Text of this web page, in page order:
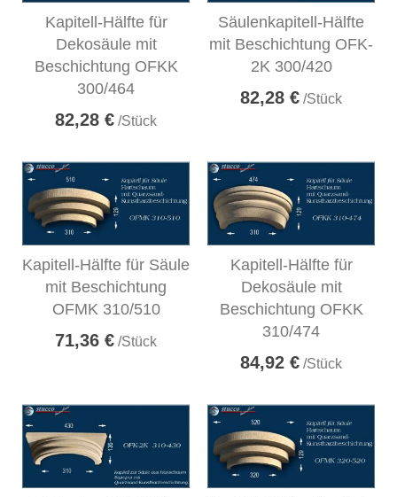
Kapitell-Hälfte für
Dekosäule mit
Beschichtung OFKK
300/464
82,28 € /Stück
Säulenkapitell-Hälfte
mit Beschichtung OFK-
2K 300/420
82,28 € /Stück
Kapitell-Hälfte für Säule
mit Beschichtung
OFMK 310/510
71,36 € /Stück
Kapitell-Hälfte für
Dekosäule mit
Beschichtung OFKK
310/474
84,92 € /Stück